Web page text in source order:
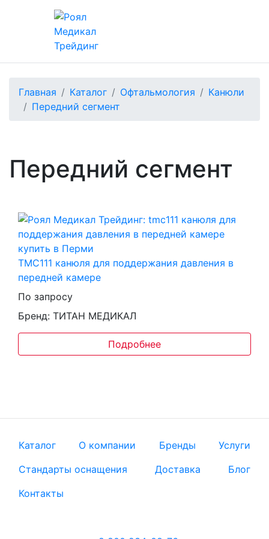
Главная Каталог Офтальмология
Канюли
Передний сегмент
Передний сегмент
TMC111 канюля для поддержания давления в
передней камере
По запросу
Бренд: ТИТАН МЕДИКАЛ
Подробнее
Каталог О компании Бренды
Услуги
Стандарты оснащения
Доставка
Блог
Контакты